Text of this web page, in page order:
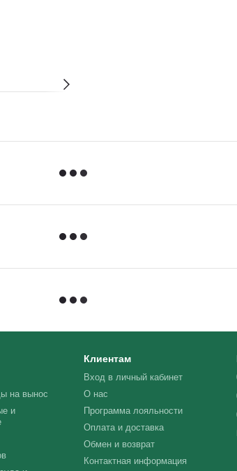
на вынос
и
Клиентам
Вход в личный кабинет
О нас
Программа лояльности
Оплата и доставка
Обмен и возврат
Контактная информация